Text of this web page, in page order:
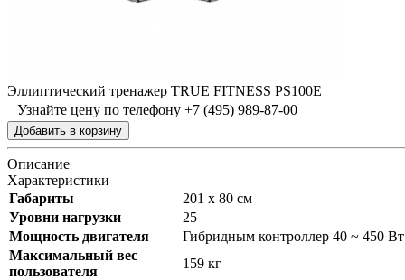
Эллиптический тренажер TRUE FITNESS PS100E
Узнайте цену по телефону +7 (495) 989-87-00
Описание
Характеристики
Габариты
201 х 80 см
Уровни нагрузки
25
Мощность двигателя
Гибридным контроллер 40 ~ 450 Вт
Максимальный вес
пользователя
159 кг